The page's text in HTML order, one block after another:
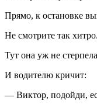
Прямо, к остановке
Не смотрите так хитро.
Тут она уж не стерпела
И водителю кричит:
— Виктор, подойди,